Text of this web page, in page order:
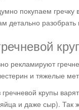
покупаем
детально
рекламируют
и тяжелые
крупы
и даже сыр). Так